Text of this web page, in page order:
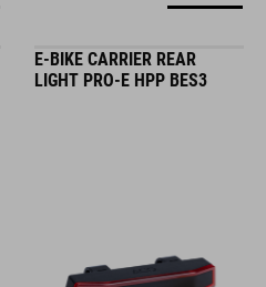
E-BIKE CARRIER REAR
LIGHT PRO-E HPP BES3